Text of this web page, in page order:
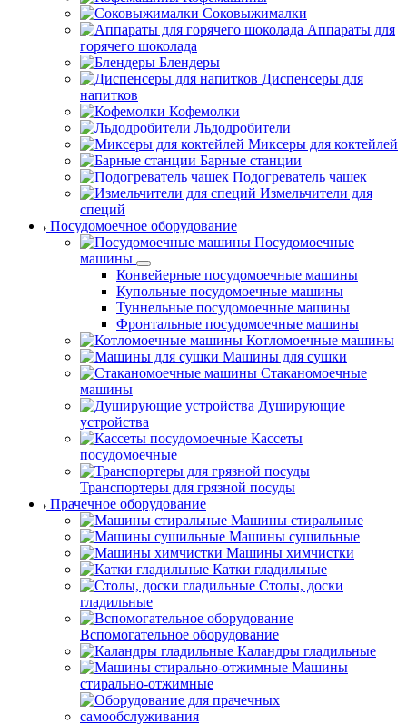
Соковыжималки
Аппараты для
горячего шоколада
Блендеры
Диспенсеры для
напитков
Кофемолки
Льдодробители
Миксеры для коктейлей
Барные станции
Подогреватель чашек
Измельчители для
специй
Посудомоечное оборудование
Посудомоечные
машины
Конвейерные посудомоечные машины
Купольные посудомоечные машины
Туннельные посудомоечные машины
Фронтальные посудомоечные машины
Котломоечные машины
Машины для сушки
Стаканомоечные
машины
Душирующие
устройства
Кассеты
посудомоечные
Транспортеры для грязной посуды
Прачечное оборудование
Машины стиральные
Машины сушильные
Машины химчистки
Катки гладильные
Столы, доски
гладильные
Вспомогательное оборудование
Каландры гладильные
Машины
стирально-отжимные